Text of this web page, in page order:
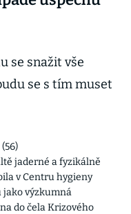
se snažit vše
se s tím muset
jaderné a fyzikálně
v Centru hygieny
výzkumná
do čela Krizového